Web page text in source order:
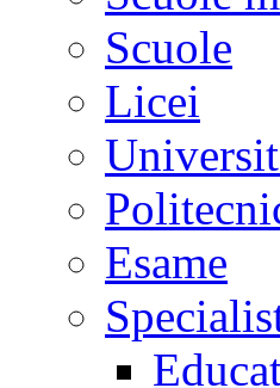
Scuole
Licei
Esame